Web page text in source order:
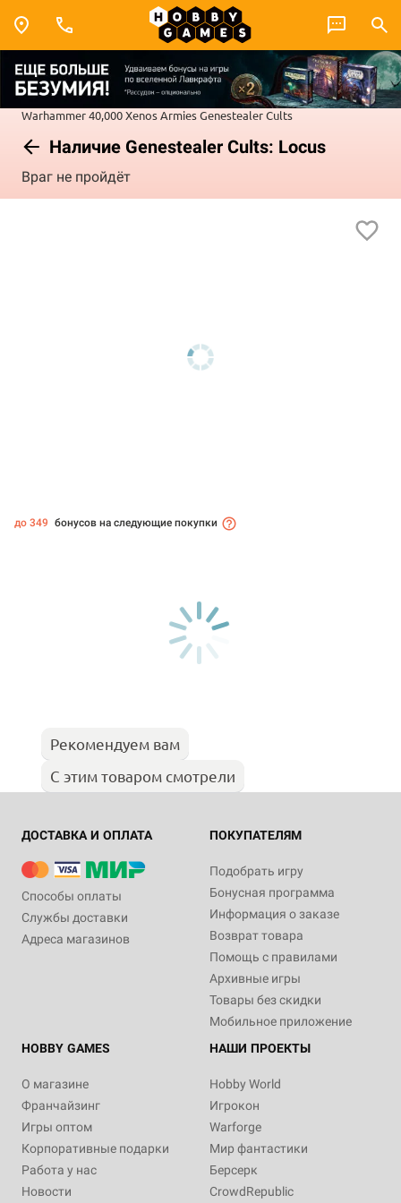
Warhammer 40,000Xenos ArmiesGenestealer Cults
Наличие Genestealer Cults: Locus
Враг не пройдёт
до 349 бонусов на следующие покупки
Рекомендуем вам
С этим товаром смотрели
ДОСТАВКА И ОПЛАТА
Способы оплаты
Службы доставки
Адреса магазинов
ПОКУПАТЕЛЯМ
Подобрать игру
Бонусная программа
Информация о заказе
Возврат товара
Помощь с правилами
Архивные игры
Товары без скидки
Мобильное приложение
HOBBY GAMES
О магазине
Франчайзинг
Игры оптом
Корпоративные подарки
Работа у нас
Новости
НАШИ ПРОЕКТЫ
Hobby World
Игрокон
Warforge
Мир фантастики
Берсерк
CrowdRepublic